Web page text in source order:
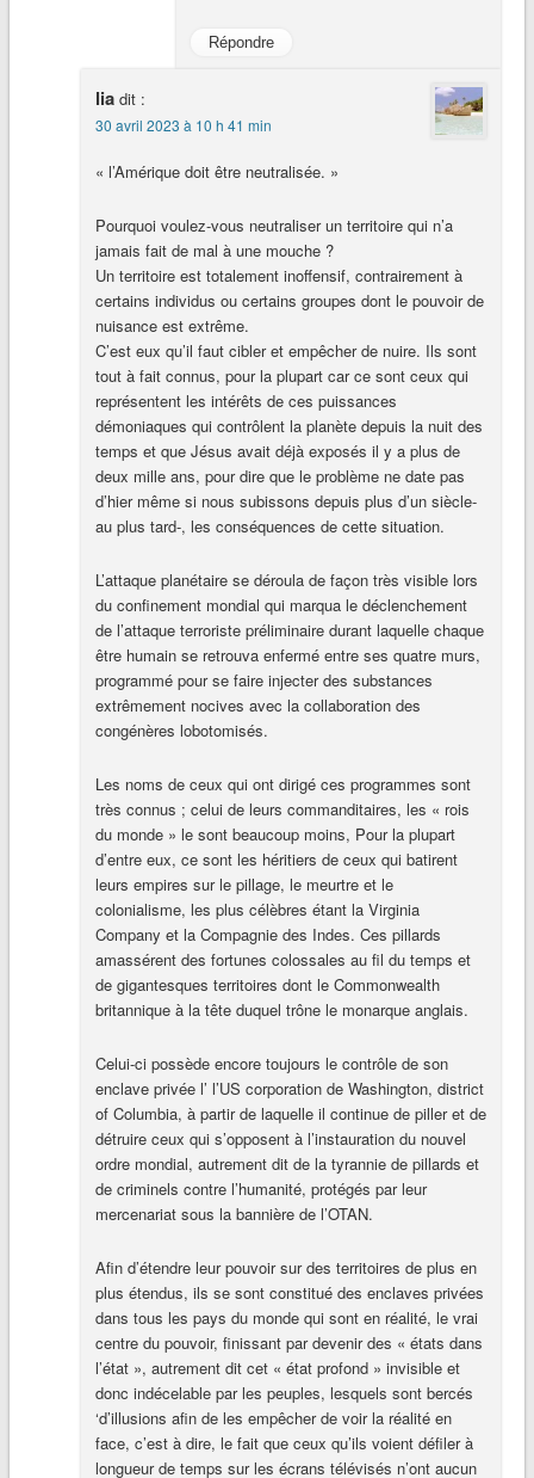
Répondre
lia dit :
30 avril 2023 à 10 h 41 min
« l’Amérique doit être neutralisée. »
Pourquoi voulez-vous neutraliser un territoire qui n’a
jamais fait de mal à une mouche ?
Un territoire est totalement inoffensif, contrairement à
certains individus ou certains groupes dont le pouvoir de
nuisance est extrême.
C’est eux qu’il faut cibler et empêcher de nuire. Ils sont
tout à fait connus, pour la plupart car ce sont ceux qui
représentent les intérêts de ces puissances
démoniaques qui contrôlent la planète depuis la nuit des
temps et que Jésus avait déjà exposés il y a plus de
deux mille ans, pour dire que le problème ne date pas
d’hier même si nous subissons depuis plus d’un siècle-
au plus tard-, les conséquences de cette situation.
L’attaque planétaire se déroula de façon très visible lors
du confinement mondial qui marqua le déclenchement
de l’attaque terroriste préliminaire durant laquelle chaque
être humain se retrouva enfermé entre ses quatre murs,
programmé pour se faire injecter des substances
extrêmement nocives avec la collaboration des
congénères lobotomisés.
Les noms de ceux qui ont dirigé ces programmes sont
très connus ; celui de leurs commanditaires, les « rois
du monde » le sont beaucoup moins, Pour la plupart
d’entre eux, ce sont les héritiers de ceux qui batirent
leurs empires sur le pillage, le meurtre et le
colonialisme, les plus célèbres étant la Virginia
Company et la Compagnie des Indes. Ces pillards
amassérent des fortunes colossales au fil du temps et
de gigantesques territoires dont le Commonwealth
britannique à la tête duquel trône le monarque anglais.
Celui-ci possède encore toujours le contrôle de son
enclave privée l’ l’US corporation de Washington, district
of Columbia, à partir de laquelle il continue de piller et de
détruire ceux qui s’opposent à l’instauration du nouvel
ordre mondial, autrement dit de la tyrannie de pillards et
de criminels contre l’humanité, protégés par leur
mercenariat sous la bannière de l’OTAN.
Afin d’étendre leur pouvoir sur des territoires de plus en
plus étendus, ils se sont constitué des enclaves privées
dans tous les pays du monde qui sont en réalité, le vrai
centre du pouvoir, finissant par devenir des « états dans
l’état », autrement dit cet « état profond » invisible et
donc indécelable par les peuples, lesquels sont bercés
‘d’illusions afin de les empêcher de voir la réalité en
face, c’est à dire, le fait que ceux qu’ils voient défiler à
longueur de temps sur les écrans télévisés n’ont aucun